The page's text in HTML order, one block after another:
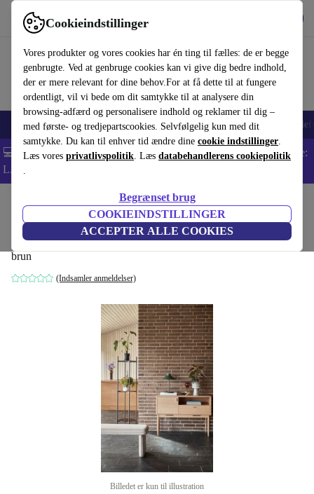
Cookieindstillinger
Vores produkter og vores cookies har én ting til fælles: de er begge
genbrugte. Ved at genbruge cookies kan vi give dig bedre indhold,
der er mere relevant for dine behov.For at få dette til at fungere
ordentligt, vil vi bede om dit samtykke til at analysere din
browsing-adfærd og personalisere indhold og reklamer til dig –
med første- og tredjepartscookies. Selvfølgelig kun med dit
samtykke. Du kan til enhver tid ændre dine cookie indstillinger.
Læs vores privatlivspolitik. Læs databehandlerens cookiepolitik
.
Begrænset brug
COOKIEINDSTILLINGER
ACCEPTER ALLE COOKIES
Brug refurbed hurtigt og nemt
Smartphones Bærbare Tablets Smartwatches Tilbehør
💻 Ekstra 5% rabat på alle MacBooks og bærbare computere - Kode:
LAPTOP5 -
Husholdning Møbler
Cube kommode naturlige farver
brun
(Indsamler anmeldelser)
Billedet er kun til illustration